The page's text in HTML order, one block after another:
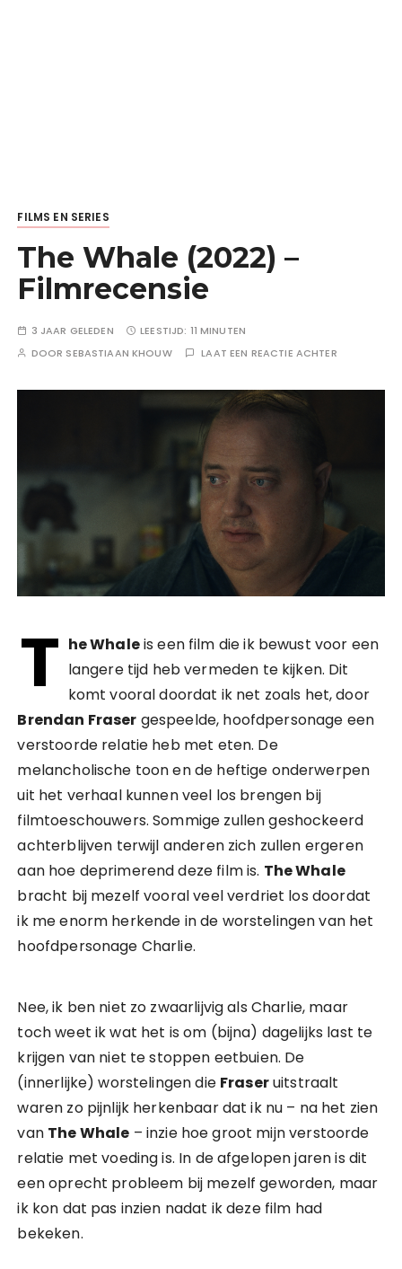
FILMS EN SERIES
The Whale (2022) –
Filmrecensie
3 JAAR GELEDEN LEESTIJD: 11 MINUTEN
DOOR SEBASTIAAN KHOUW LAAT EEN REACTIE ACHTER
T he Whaleis een film die ik bewust voor een
langere tijd heb vermeden te kijken. Dit
komt vooral doordat ik net zoals het, door
Brendan Fraser gespeelde, hoofdpersonage een
verstoorde relatie heb met eten. De
melancholische toon en de heftige onderwerpen
uit het verhaal kunnen veel los brengen bij
filmtoeschouwers. Sommige zullen geshockeerd
achterblijven terwijl anderen zich zullen ergeren
aan hoe deprimerend deze film is. The Whale
bracht bij mezelf vooral veel verdriet los doordat
ik me enorm herkende in de worstelingen van het
hoofdpersonage Charlie.
Nee, ik ben niet zo zwaarlijvig als Charlie, maar
toch weet ik wat het is om (bijna) dagelijks last te
krijgen van niet te stoppen eetbuien. De
(innerlijke) worstelingen die Fraseruitstraalt
waren zo pijnlijk herkenbaar dat ik nu – na het zien
van The Whale – inzie hoe groot mijn verstoorde
relatie met voeding is. In de afgelopen jaren is dit
een oprecht probleem bij mezelf geworden, maar
ik kon dat pas inzien nadat ik deze film had
bekeken.